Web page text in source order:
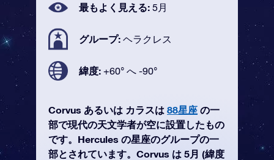
最もよく見える: 5月
グループ: ヘラクレス
緯度: +60° へ -90°
Corvus あるいは カラスは 88星座 の一
部で現代の天文学者が空に設置したもの
です。Hercules の星座のグループの一
部とされています。Corvus は 5月 (緯度